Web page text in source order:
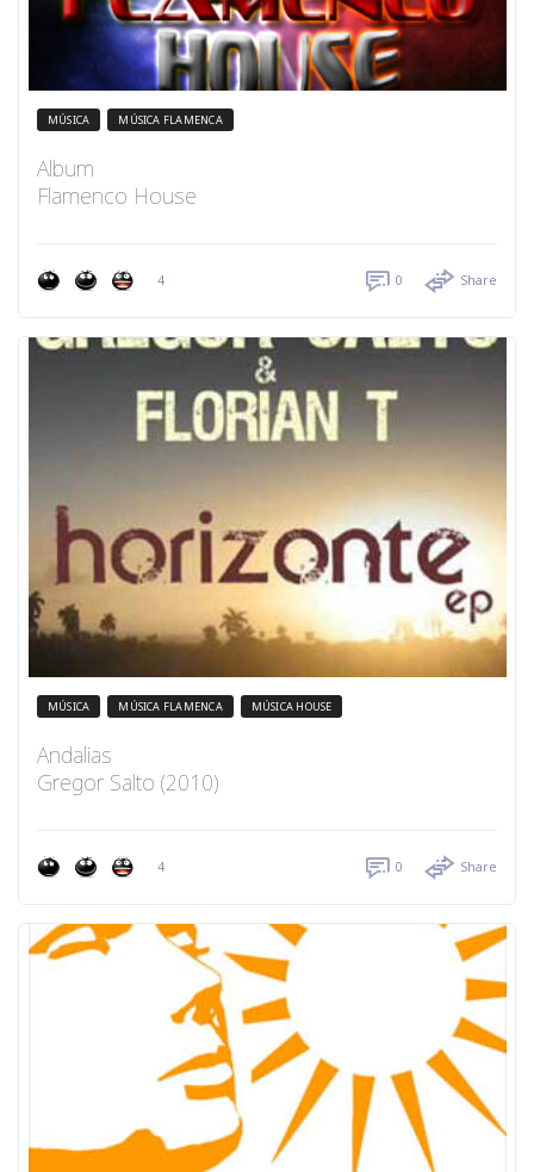
MÚSICA MÚSICA FLAMENCA
Album
Flamenco House
4 0 Share
MÚSICA MÚSICA FLAMENCA MÚSICA HOUSE
Andalias
Gregor Salto (2010)
4 0 Share